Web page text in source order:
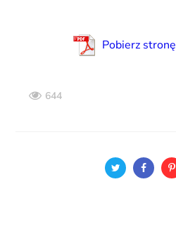
Pobierz stronę
644